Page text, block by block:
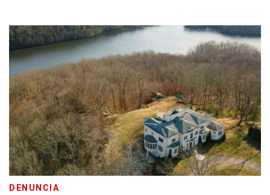
DENUNCIA